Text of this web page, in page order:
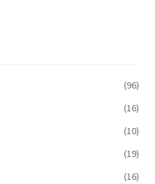
(96)
(16)
(10)
(19)
(16)